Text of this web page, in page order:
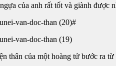
của anh rất tốt và giành được
#
thân của một hoàng tử bước ra